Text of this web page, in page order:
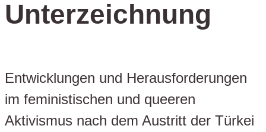
Unterzeichnung
Entwicklungen und Herausforderungen
im feministischen und queeren
Aktivismus nach dem Austritt der Türkei